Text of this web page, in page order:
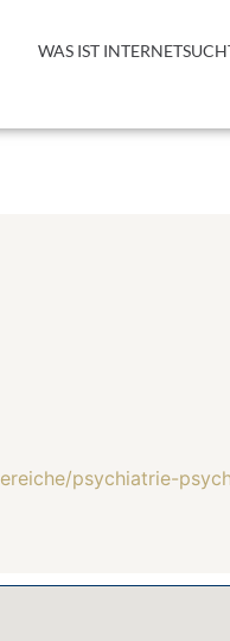
WAS IST
psychiatrie-